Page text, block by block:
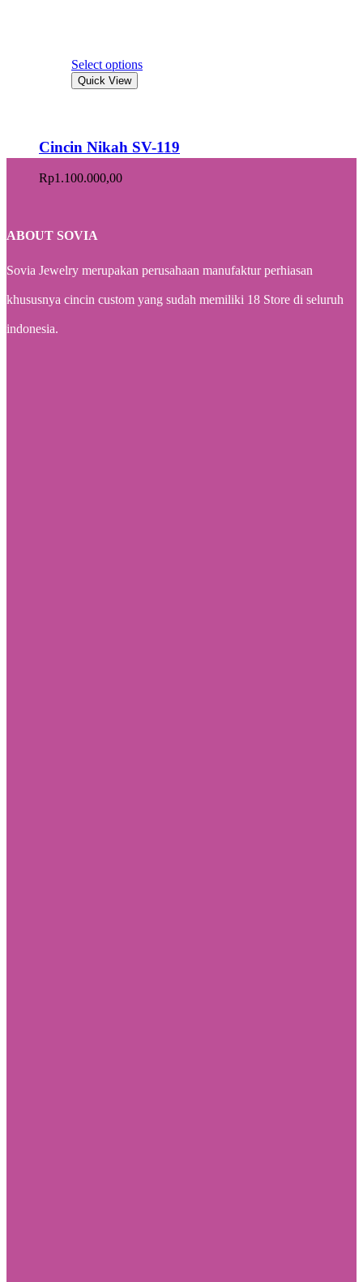
Select options
Quick View
Cincin Nikah SV-119
Rp1.100.000,00
ABOUT SOVIA
Sovia Jewelry merupakan perusahaan manufaktur perhiasan
khususnya cincin custom yang sudah memiliki 18 Store di seluruh
indonesia.